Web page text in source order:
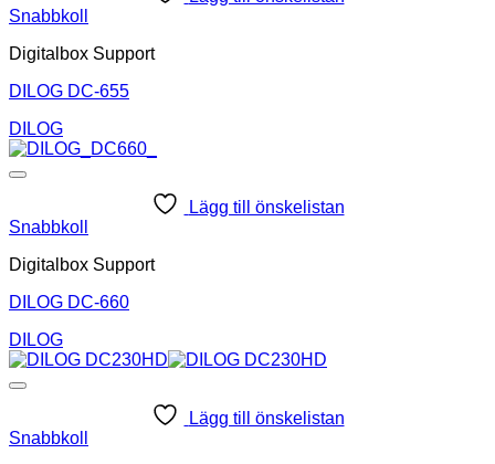
Snabbkoll
Digitalbox Support
DILOG DC-655
DILOG
Lägg till önskelistan
Snabbkoll
Digitalbox Support
DILOG DC-660
DILOG
Lägg till önskelistan
Snabbkoll